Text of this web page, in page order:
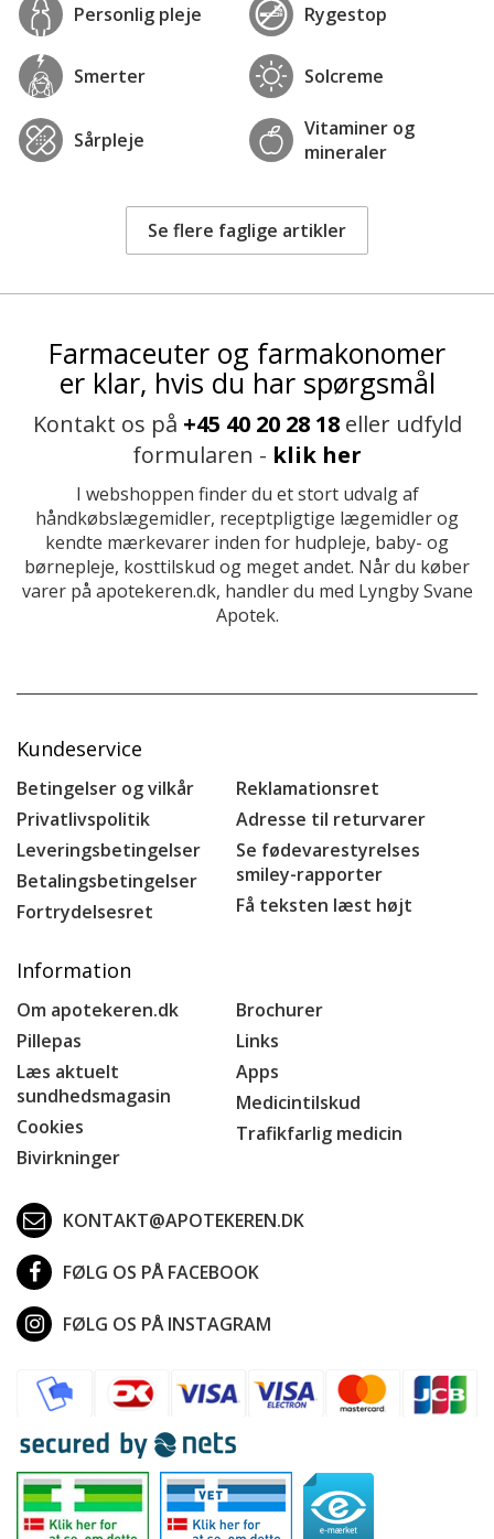
Personlig pleje Rygestop
Smerter Solcreme
Sårpleje
Vitaminer og
mineraler
Se flere faglige artikler
Farmaceuter og farmakonomer
er klar, hvis du har spørgsmål
Kontakt os på +45 40 20 28 18eller udfyld
formularen - klik her
I webshoppen finder du et stort udvalg af
håndkøbslægemidler, receptpligtige lægemidler og
kendte mærkevarer inden for hudpleje, baby- og
børnepleje, kosttilskud og meget andet. Når du køber
varer på apotekeren.dk, handler du med Lyngby Svane
Apotek.
Kundeservice
Betingelser og vilkår
Privatlivspolitik
Leveringsbetingelser
Betalingsbetingelser
Fortrydelsesret
Reklamationsret
Adresse til returvarer
Se fødevarestyrelses
smiley-rapporter
Få teksten læst højt
Information
Om apotekeren.dk
Pillepas
Læs aktuelt
sundhedsmagasin
Cookies
Bivirkninger
Brochurer
Links
Apps
Medicintilskud
Trafikfarlig medicin
KONTAKT@APOTEKEREN.DK
FØLG OS PÅ FACEBOOK
FØLG OS PÅ INSTAGRAM